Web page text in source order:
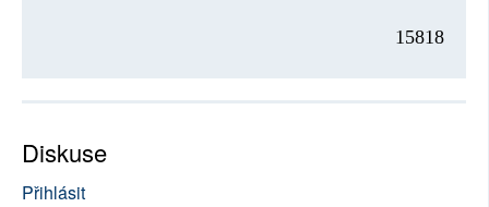
15818
Diskuse
Přihlásit